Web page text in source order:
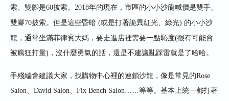
索、雙腳是60披索。 2018年的現在，市區的小小沙龍喊價是雙手、
雙腳70披索。但是這些昏暗 (或是打著詭異紅光、 綠光) 的小小沙
龍，通常坐滿菲律賓大媽，要走進店裡需要一點恥度(很有可能會
被瘋狂打量) ，沒什麼勇氣的話，還是不建議亂踩雷就是了哈哈。
手殘編會建議大家，找購物中心裡的連鎖沙龍，像是常見的Rose
Salon、 David Salon、 Fix Bench Salon……等等。基本上統一都打著